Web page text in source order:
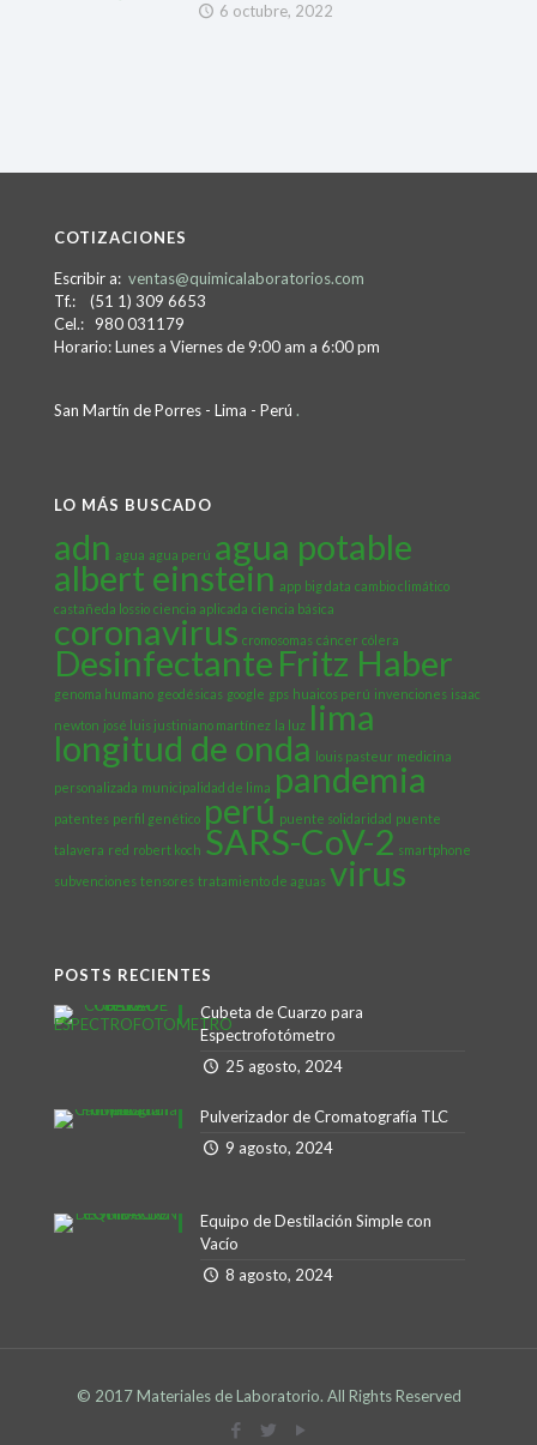
6 octubre, 2022
COTIZACIONES
Escribir a: ventas@quimicalaboratorios.com
Tf.: (51 1) 309 6653
Cel.: 980 031179
Horario: Lunes a Viernes de 9:00 am a 6:00 pm
San Martín de Porres - Lima - Perú .
LO MÁS BUSCADO
adn agua agua perú agua potable
albert einstein app big data cambio climático
castañeda lossio ciencia aplicada ciencia básica
coronavirus cromosomas cáncer cólera
Desinfectante Fritz Haber
genoma humano geodésicas google gps huaicos perú invenciones isaac
newton josé luis justiniano martínez la luz lima
longitud de onda louis pasteur medicina
personalizada municipalidad de lima pandemia
patentes perfil genético perú puente solidaridad puente
talavera red robert koch SARS-CoV-2 smartphone
subvenciones tensores tratamiento de aguas virus
POSTS RECIENTES
Cubeta de Cuarzo para
Espectrofotómetro
25 agosto, 2024
Pulverizador de Cromatografía TLC
9 agosto, 2024
Equipo de Destilación Simple con
Vacío
8 agosto, 2024
© 2017 Materiales de Laboratorio. All Rights Reserved